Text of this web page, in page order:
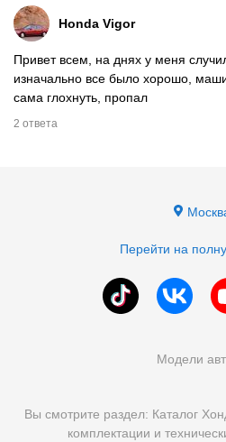
Honda Vigor
Привет всем, на днях у меня
изначально все было хорошо,
сама глохнуть, пропал
2 ответа
Перейти на
Модели
Вы смотрите раздел: Каталог
комплектации и